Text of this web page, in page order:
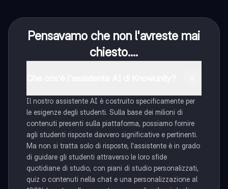
Pensavamo che non l'avreste mai
chiesto....
Il nostro assistente AI è costruito specificamente per
le esigenze degli studenti. Sulla base dei milioni di
contenuti presenti sulla piattaforma, possiamo fornire
agli studenti risposte davvero significative e pertinenti.
Ma non si tratta solo di risposte, l'assistente è in grado
di guidare gli studenti attraverso le loro sfide
quotidiane di studio, con piani di studio personalizzati,
quiz o contenuti nella chat e una personalizzazione al